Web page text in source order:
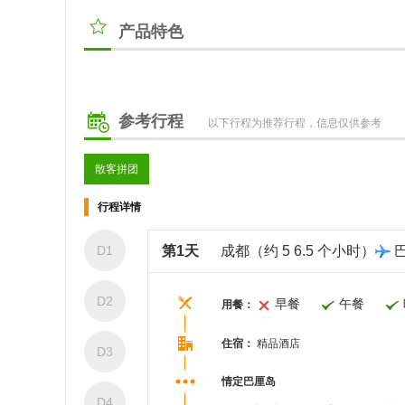
产品特色
参考行程 以下行程为推荐行程，信息仅供参考
散客拼团
行程详情
D1
D2
D3
第1天 成都（约 5 6.5 个小时）
用餐： 早餐 午餐
住宿： 精品酒店
情定巴厘岛